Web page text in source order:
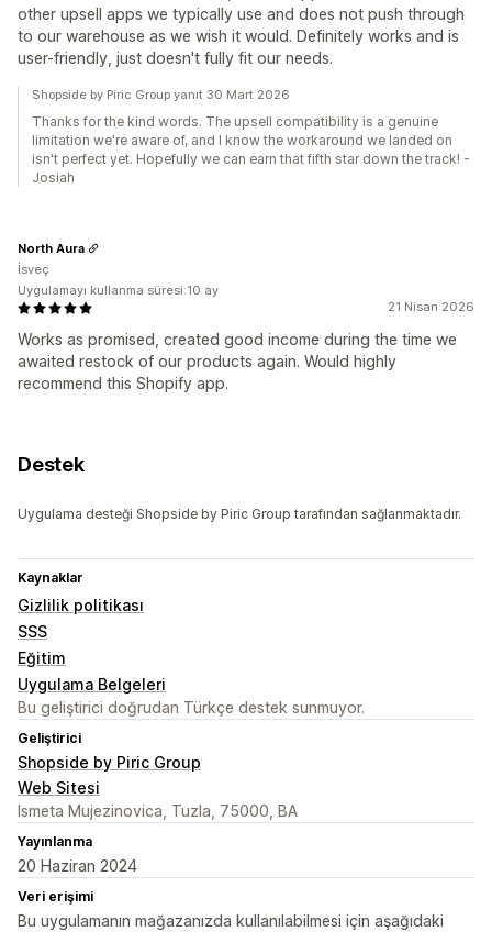
other upsell apps we typically use and does not push through
to our warehouse as we wish it would. Definitely works and is
user-friendly, just doesn't fully fit our needs.
Shopside by Piric Group yanıt 30 Mart 2026
Thanks for the kind words. The upsell compatibility is a genuine
limitation we're aware of, and I know the workaround we landed on
isn't perfect yet. Hopefully we can earn that fifth star down the track! -
Josiah
21 Nisan 2026
Works as promised, created good income during the time we
awaited restock of our products again. Would highly
recommend this Shopify app.
North Aura
İsveç
Uygulamayı kullanma süresi:10 ay
Destek
Uygulama desteği Shopside by Piric Group tarafından sağlanmaktadır.
Kaynaklar
Gizlilik politikası
SSS
Eğitim
Uygulama Belgeleri
Bu geliştirici doğrudan Türkçe destek sunmuyor.
Geliştirici
Shopside by Piric Group
Web Sitesi
Ismeta Mujezinovica, Tuzla, 75000, BA
Yayınlanma
20 Haziran 2024
Veri erişimi
Bu uygulamanın mağazanızda kullanılabilmesi için aşağıdaki